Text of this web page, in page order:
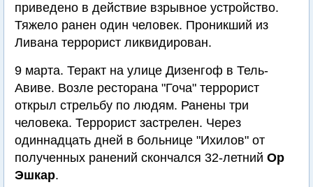
приведено в действие взрывное устройство.
Тяжело ранен один человек. Проникший из
Ливана террорист ликвидирован.
9 марта. Теракт на улице Дизенгоф в Тель-
Авиве. Возле ресторана "Гоча" террорист
открыл стрельбу по людям. Ранены три
человека. Террорист застрелен. Через
одиннадцать дней в больнице "Ихилов" от
полученных ранений скончался 32-летний Ор
Эшкар.